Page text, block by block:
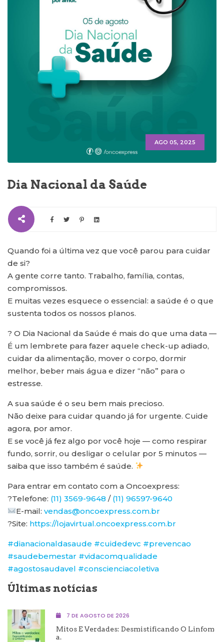
AGO 05, 2025
Dia Nacional da Saúde
Quando foi a última vez que você parou para cuidar
de si?
A gente corre tanto. Trabalho, família, contas,
compromissos.
E muitas vezes esquece o essencial: a saúde é o que
sustenta todos os nossos planos.
? O Dia Nacional da Saúde é mais do que uma data —
É um lembrete para fazer aquele check-up adiado,
cuidar da alimentação, mover o corpo, dormir
melhor, beber mais água e dizer “não” para o
estresse.
A sua saúde é o seu bem mais precioso.
Não deixe para cuidar quando já for urgente. Cuide
agora, por amor.
E se você já fez algo por você hoje — como respirar
fundo, sorrir, ou desligar o celular por 5 minutos —
saiba que isso também é saúde.
Para entrar em contato com a Oncoexpress:
?Telefone: (11) 3569-9648 / (11) 96597-9640
E-mail:vendas@oncoexpress.com.br
?Site: https://lojavirtual.oncoexpress.com.br
#dianacionaldasaude #cuidedevc #prevencao
#saudebemestar #vidacomqualidade
#agostosaudavel #conscienciacoletiva
Últimas notícias
7 DE AGOSTO DE 2026
Mitos E Verdades: Desmistificando O Linfom
A.